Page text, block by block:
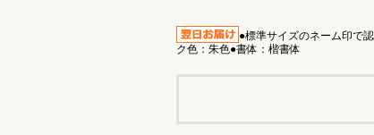
●標準サイズのネーム印で
ク色：朱色●書体：楷書体